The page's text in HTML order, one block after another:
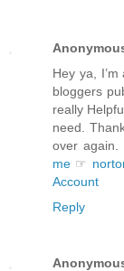
Hey ya,
bloggers
really
need.
over
me ☞
Account
Reply